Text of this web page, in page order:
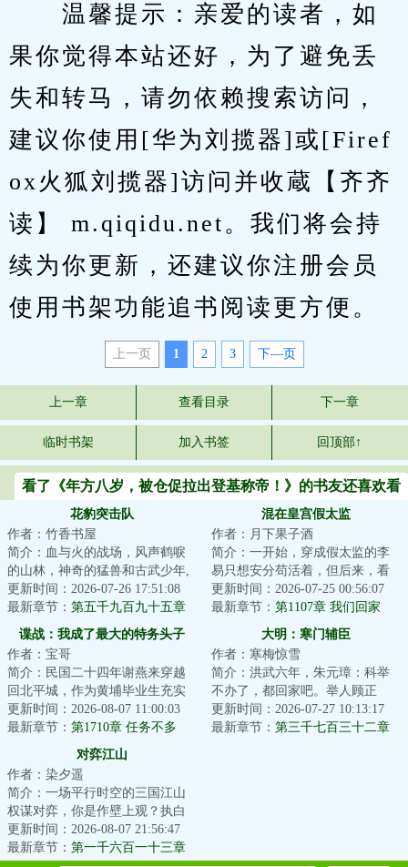
温馨提示：亲爱的读者，如
果你觉得本站还好，为了避免丢
失和转马，请勿依赖搜索访问，
建议你使用[华为刘揽器]或[Firef
ox火狐刘揽器]访问并收蔵【齐齐
读】 m.qiqidu.net。我们将会持
续为你更新，还建议你注册会员
使用书架功能追书阅读更方便。
上一页 1 2 3 下—页
上一章 查看目录 下一章
临时书架 加入书签 回顶部↑
看了《年方八岁，被仓促拉出登基称帝！》的书友还喜欢看
花豹突击队
作者：竹香书屋
简介：血与火的战场，风声鹤唳
的山林，神奇的猛兽和古武少年,
这是一支有着铮铮铁骨的特种部
队，这是一群...
更新时间：2026-07-26 17:51:08
最新章节： 第五千九百九十五章
全权指挥
混在皇宫假太监
作者：月下果子酒
简介：一开始，穿成假太监的李
易只想安分苟活着，但后来，看
着高贵雍容的皇后，李易心思变
了。“江山你坐...
更新时间：2026-07-25 00:56:07
最新章节： 第1107章 我们回家
谍战：我成了最大的特务头子
作者：宝哥
简介：民国二十四年谢燕来穿越
回北平城，作为黄埔毕业生充实
北平分站，半个月粉碎特高课石
川少佐收买北平...
更新时间：2026-08-07 11:00:03
最新章节： 第1710章 任务不多
大明：寒门辅臣
作者：寒梅惊雪
简介：洪武六年，朱元璋：科举
不办了，都回家吧。举人顾正
臣：这路都走了，钱都借了，房
租都付了，你说不...
更新时间：2026-07-27 10:13:17
最新章节： 第三千七百三十二章
对弈江山
作者：染夕遥
简介：一场平行时空的三国江山
权谋对弈，你是作壁上观？执白
子？抑或执黑子？...
更新时间：2026-08-07 21:56:47
最新章节： 第一千六百一十三章